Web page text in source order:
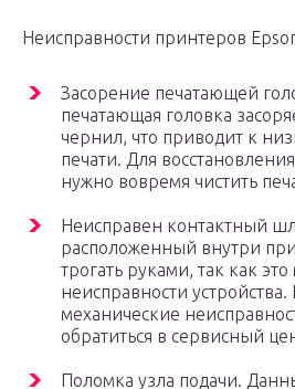
Неисправности принтеров
Засорение печатающей
печатающая головка
чернил, что приводит к
печати. Для
нужно вовремя чистить
Неисправен контактный
расположенный внутри
трогать руками, так как
неисправности
механические
обратиться в сервисный
Поломка узла подачи.